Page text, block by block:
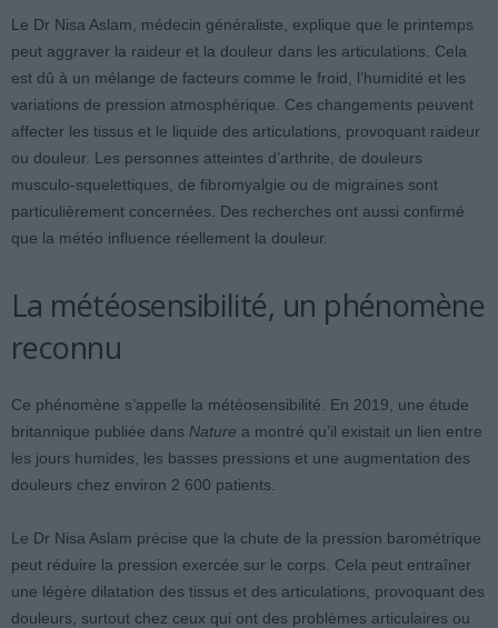
Le Dr Nisa Aslam, médecin généraliste, explique que le printemps
peut aggraver la raideur et la douleur dans les articulations. Cela
est dû à un mélange de facteurs comme le froid, l’humidité et les
variations de pression atmosphérique. Ces changements peuvent
affecter les tissus et le liquide des articulations, provoquant raideur
ou douleur. Les personnes atteintes d’arthrite, de douleurs
musculo-squelettiques, de fibromyalgie ou de migraines sont
particulièrement concernées. Des recherches ont aussi confirmé
que la météo influence réellement la douleur.
La météosensibilité, un phénomène
reconnu
Ce phénomène s’appelle la météosensibilité. En 2019, une étude
britannique publiée dans Nature a montré qu’il existait un lien entre
les jours humides, les basses pressions et une augmentation des
douleurs chez environ 2 600 patients.
Le Dr Nisa Aslam précise que la chute de la pression barométrique
peut réduire la pression exercée sur le corps. Cela peut entraîner
une légère dilatation des tissus et des articulations, provoquant des
douleurs, surtout chez ceux qui ont des problèmes articulaires ou